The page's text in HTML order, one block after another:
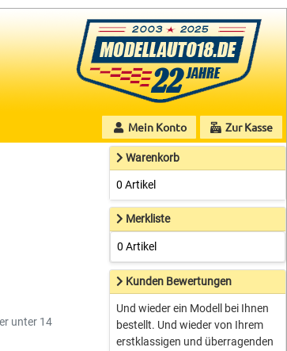
Mein Konto Zur Kasse
unter 14
Warenkorb
0 Artikel
Merkliste
0 Artikel
Kunden Bewertungen
Und wieder ein Modell bei Ihnen
bestellt. Und wieder von Ihrem
erstklassigen und überragenden